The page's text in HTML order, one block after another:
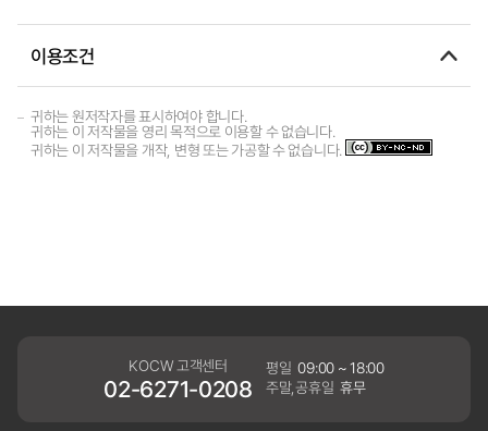
이용조건
귀하는 원저작자를 표시하여야 합니다.
귀하는 이 저작물을 영리 목적으로 이용할 수 없습니다.
귀하는 이 저작물을 개작, 변형 또는 가공할 수 없습니다.
KOCW 고객센터
02-6271-0208
평일 09:00 ~ 18:00
주말,공휴일 휴무